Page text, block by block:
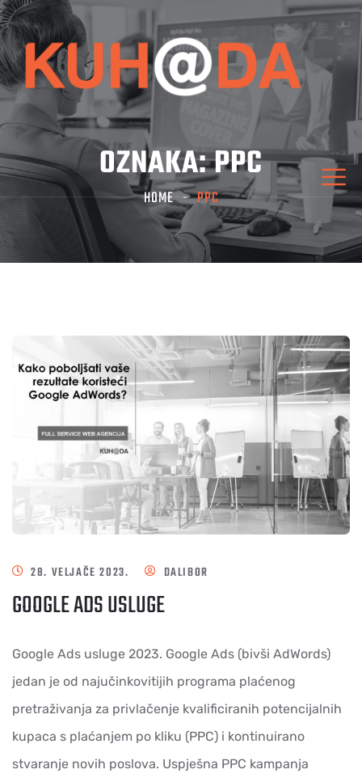
OZNAKA:PPC
HOME PPC
28. VELJAČE 2023. DALIBOR
GOOGLE ADS USLUGE
Google Ads usluge 2023. Google Ads (bivši AdWords)
jedan je od najučinkovitijih programa plaćenog
pretraživanja za privlačenje kvalificiranih potencijalnih
kupaca s plaćanjem po kliku (PPC) i kontinuirano
stvaranje novih poslova. Uspješna PPC kampanja